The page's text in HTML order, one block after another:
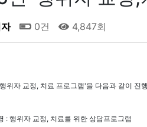
0건 4,847회
위자 교정, 치료 프로그램'을 다음과 같이 진
: 행위자 교정, 치료를 위한 상담프로그램